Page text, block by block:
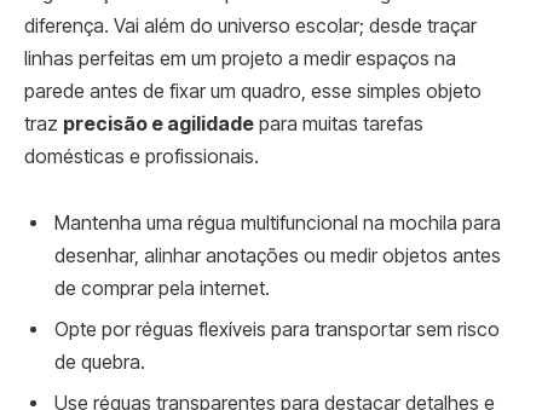
diferença. Vai além do universo escolar; desde traçar
linhas perfeitas em um projeto a medir espaços na
parede antes de fixar um quadro, esse simples objeto
traz precisão e agilidade para muitas tarefas
domésticas e profissionais.
Mantenha uma régua multifuncional na mochila para
desenhar, alinhar anotações ou medir objetos antes
de comprar pela internet.
Opte por réguas flexíveis para transportar sem risco
de quebra.
Use réguas transparentes para destacar detalhes e